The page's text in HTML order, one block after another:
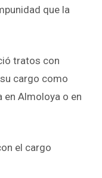
que la
tratos con
cargo como
en Almoloya o en
el cargo